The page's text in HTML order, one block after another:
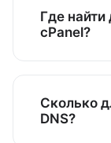
рабочее
См. нашу
Где
cPanel?
в личном
Сколько
DNS?